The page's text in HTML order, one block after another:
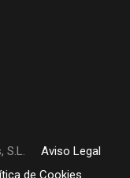
S.L.
Aviso Legal
de Cookies